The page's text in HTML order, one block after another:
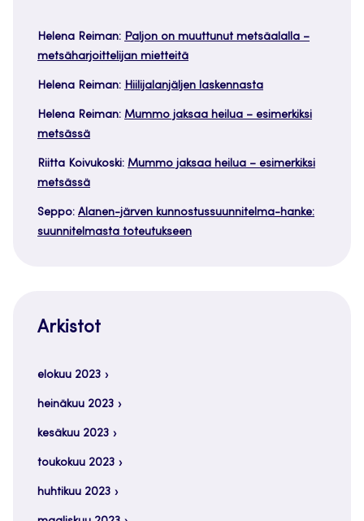
Helena Reiman: Paljon on muuttunut metsäalalla –
metsäharjoittelijan mietteitä
Helena Reiman: Hiilijalanjäljen laskennasta
Helena Reiman: Mummo jaksaa heilua – esimerkiksi
metsässä
Riitta Koivukoski: Mummo jaksaa heilua – esimerkiksi
metsässä
Seppo: Alanen-järven kunnostussuunnitelma-hanke:
suunnitelmasta toteutukseen
Arkistot
elokuu 2023
heinäkuu 2023
kesäkuu 2023
toukokuu 2023
huhtikuu 2023